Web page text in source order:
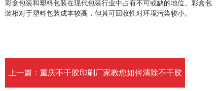
彩盒包装和塑料包装在现代包装行业中占有不可或缺的地位。彩盒包
装相对于塑料包装成本较高，但其可回收性对环境污染较小。
上一篇：重庆不干胶印刷厂家教您如何清除不干胶